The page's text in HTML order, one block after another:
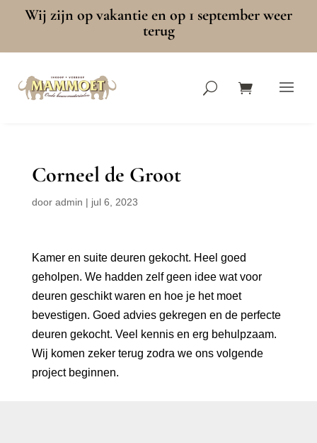
Wij zijn op vakantie en op 1 september weer
terug
Corneel de Groot
door admin | jul 6, 2023
Kamer en suite deuren gekocht. Heel goed
geholpen. We hadden zelf geen idee wat voor
deuren geschikt waren en hoe je het moet
bevestigen. Goed advies gekregen en de perfecte
deuren gekocht. Veel kennis en erg behulpzaam.
Wij komen zeker terug zodra we ons volgende
project beginnen.